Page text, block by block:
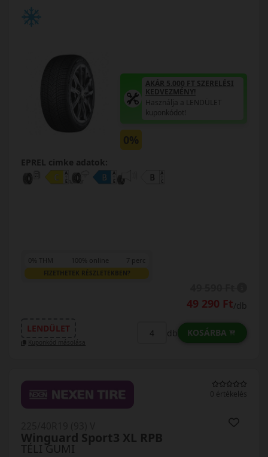
AKÁR 5.000 FT SZERELÉSI
KEDVEZMÉNY!
Használja a LENDÜLET
kuponkódot!
0%
EPREL cimke adatok:
0% THM 100% online 7 perc
FIZETHETEK RÉSZLETEKBEN?
49 290 Ft/db
LENDÜLET
Kuponkód másolása
db KOSÁRBA
0 értékelés
TÉLI GUMI
Winguard Sport3 XL RPB